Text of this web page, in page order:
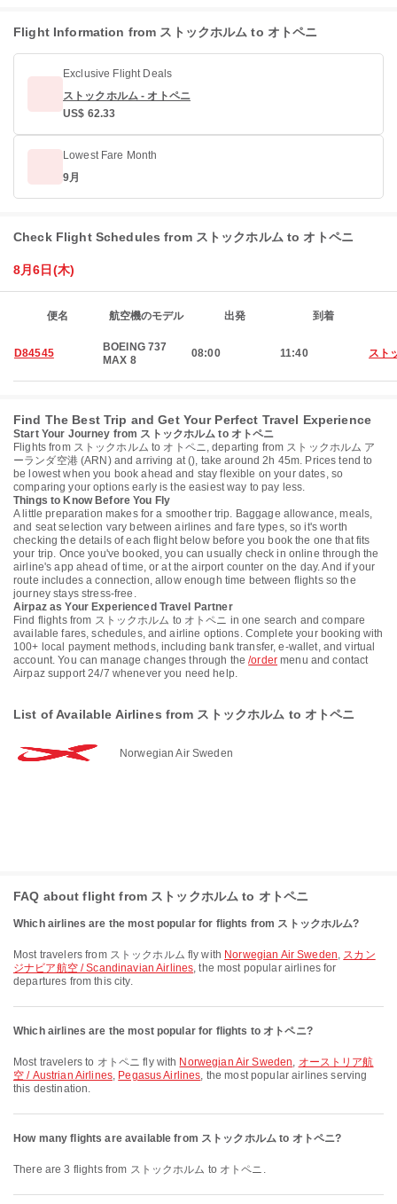
Flight Information from ストックホルム to オトペニ
Exclusive Flight Deals
ストックホルム - オトペニ
US$ 62.33
Lowest Fare Month
9月
Check Flight Schedules from ストックホルム to オトペニ
8月6日(木)
便名 航空機のモデル 出発 到着
D84545
BOEING 737
MAX 8
08:00 11:40 スト
Find The Best Trip and Get Your Perfect Travel Experience
Start Your Journey from ストックホルム to オトペニ
Flights from ストックホルム to オトペニ, departing from ストックホルム ア
ーランダ空港 (ARN) and arriving at (), take around 2h 45m. Prices tend to
be lowest when you book ahead and stay flexible on your dates, so
comparing your options early is the easiest way to pay less.
Things to Know Before You Fly
A little preparation makes for a smoother trip. Baggage allowance, meals,
and seat selection vary between airlines and fare types, so it's worth
checking the details of each flight below before you book the one that fits
your trip. Once you've booked, you can usually check in online through the
airline's app ahead of time, or at the airport counter on the day. And if your
route includes a connection, allow enough time between flights so the
journey stays stress-free.
Airpaz as Your Experienced Travel Partner
Find flights from ストックホルム to オトペニ in one search and compare
available fares, schedules, and airline options. Complete your booking with
100+ local payment methods, including bank transfer, e-wallet, and virtual
account. You can manage changes through the/order menu and contact
Airpaz support 24/7 whenever you need help.
List of Available Airlines from ストックホルム to オトペニ
Norwegian Air Sweden
FAQ about flight from ストックホルム to オトペニ
Which airlines are the most popular for flights from ストックホルム?
Most travelers from ストックホルム fly with Norwegian Air Sweden, スカン
ジナビア航空 / Scandinavian Airlines, the most popular airlines for
departures from this city.
Which airlines are the most popular for flights to オトペニ?
Most travelers to オトペニ fly with Norwegian Air Sweden, オーストリア航
空 / Austrian Airlines, Pegasus Airlines, the most popular airlines serving
this destination.
How many flights are available from ストックホルム to オトペニ?
There are 3 flights from ストックホルム to オトペニ.